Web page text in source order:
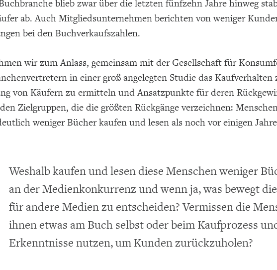
blieb zwar über die letzten fünfzehn Jahre hinweg
ab. Auch Mitgliedsunternehmen berichten von weniger
bei den Buchverkaufszahlen.
wir zum Anlass, gemeinsam mit der Gesellschaft für
in einer groß angelegten Studie das
von Käufern zu ermitteln und Ansatzpunkte für deren
Zielgruppen, die die größten Rückgänge verzeichnen:
weniger Bücher kaufen und lesen als noch vor einigen
Weshalb kaufen und lesen diese Menschen weniger
an der Medienkonkurrenz und wenn ja, was bewegt
für andere Medien zu entscheiden? Vermissen die
ihnen etwas am Buch selbst oder beim Kaufprozess
Erkenntnisse nutzen, um Kunden zurückzuholen?